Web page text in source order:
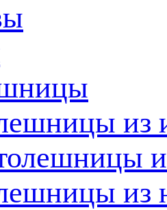
из
из